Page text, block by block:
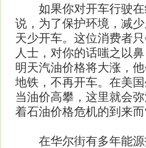
如果你对开车行驶在
说，为了保护环境，减
天少开车。这位消费者
人士，对你的话嗤之以
明天汽油价格将大涨，
地铁，不再开车。在美
当油价高攀，这里就会
着石油价格危机的到来而
在华尔街有多年能源